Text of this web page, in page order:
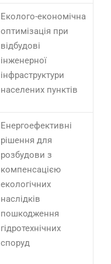
Еколого-економічна
оптимізація при
відбудові
інженерної
інфраструктури
населених пунктів
Енергоефективні
рішення для
розбудови з
компенсацією
екологічних
наслідків
пошкодження
гідротехнічних
споруд